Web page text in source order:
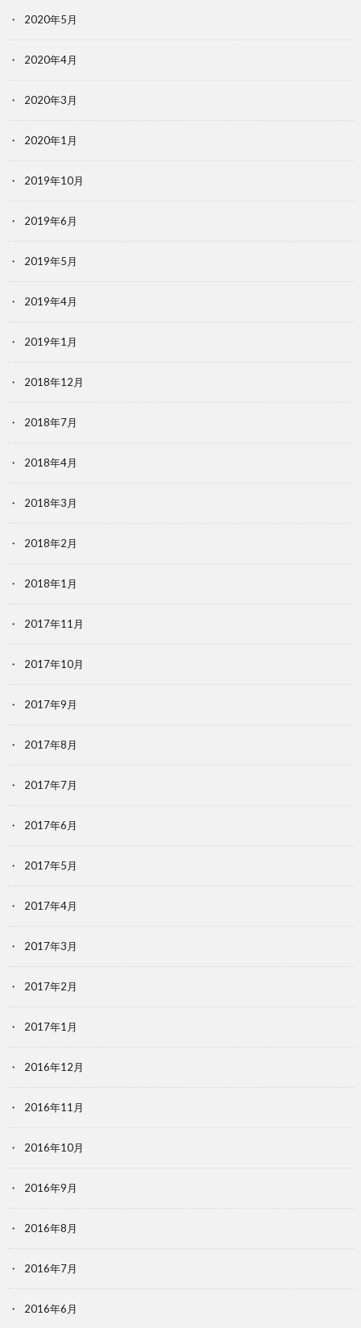
2020年5月
2020年4月
2020年3月
2020年1月
2019年10月
2019年6月
2019年5月
2019年4月
2019年1月
2018年12月
2018年7月
2018年4月
2018年3月
2018年2月
2018年1月
2017年11月
2017年10月
2017年9月
2017年8月
2017年7月
2017年6月
2017年5月
2017年4月
2017年3月
2017年2月
2017年1月
2016年12月
2016年11月
2016年10月
2016年9月
2016年8月
2016年7月
2016年6月